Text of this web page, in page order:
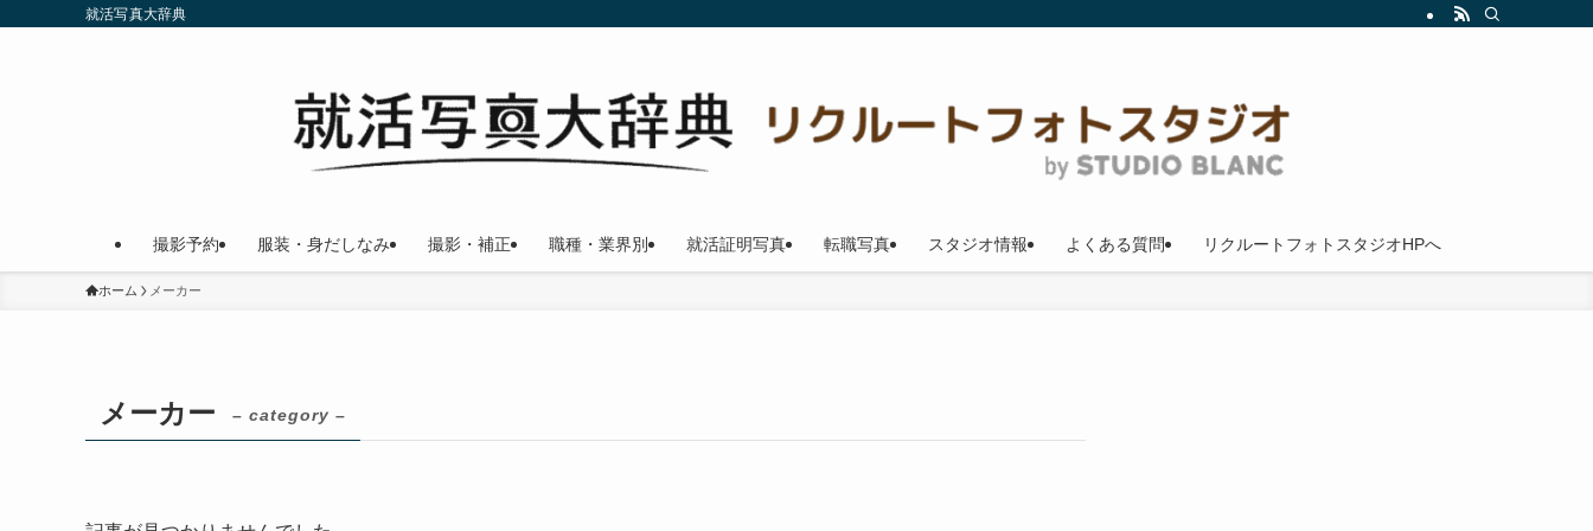
就活写真大辞典
撮影予約 服装・身だしなみ 撮影・補正 職種・業界別 就活証明写真 転職写真 スタジオ情報 よくある質問 リクルートフォトスタジオHPへ
ホーム メーカー
メーカー – category –